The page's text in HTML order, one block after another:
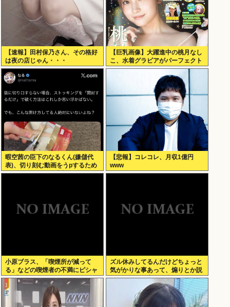
【速報】田村保乃さん、その格好
は夜の店じゃん・・・
【巨乳画像】大躍進中の桃月なし
こ、水着グラビアがパーフェクト
ボディすぎるwww
暇空茜の臣下のなるくん(嫌儲代
表)、切り刻む動画をうpするため
にストッキングを購入、ハサミを
【悲報】コレコレ、月収1億円
www
小原ブラス、「喫煙所が減って
る」などの喫煙者の不満にピシャ
リ 「じゃあやめれば？タバコなん
て家でだけ吸ってればいい」
ズル休みしてるんだけどちょっと
気がかりな事あって、煽りとか説
教とか抜きに客観的意見くれる人
だけきてくれ